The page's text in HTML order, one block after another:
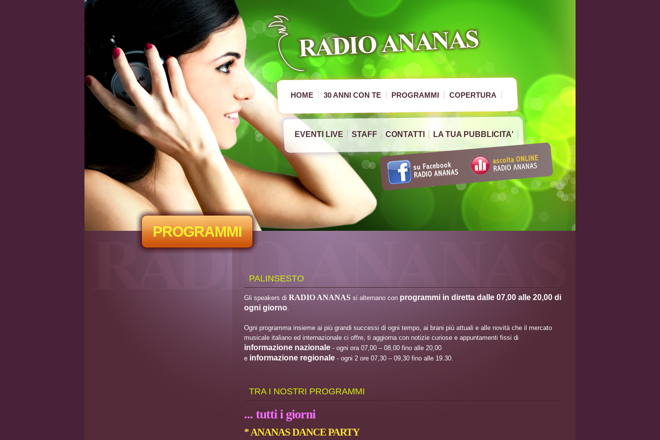
HOME 30 ANNI CON TE PROGRAMMI COPERTURA
EVENTI LIVE STAFF CONTATTI LA TUA PUBBLICITA'
PROGRAMMI
PALINSESTO
Gli speakers di RADIO ANANAS si alternano con programmi in diretta dalle 07,00 alle 20,00 di
ogni giorno.
Ogni programma insieme ai più grandi successi di ogni tempo, ai brani più attuali e alle novità che il mercato
musicale italiano ed internazionale ci offre, ti aggiorna con notizie curiose e appuntamenti fissi di
informazione nazionale - ogni ora 07,00 – 08,00 fino alle 20,00
e informazione regionale - ogni 2 ore 07,30 – 09,30 fino alle 19.30.
TRA I NOSTRI PROGRAMMI
... tutti i giorni
* ANANAS DANCE PARTY